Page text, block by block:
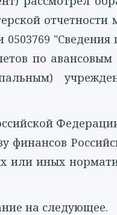
отчетности
0503769 "Сведения
по авансовым
финансов
или иных
на следующее.